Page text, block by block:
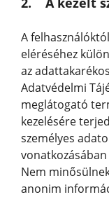
A
eléréséhez
az
Adatvédelmi
meglátogató
kezelésére
személyes
Nem
anonim